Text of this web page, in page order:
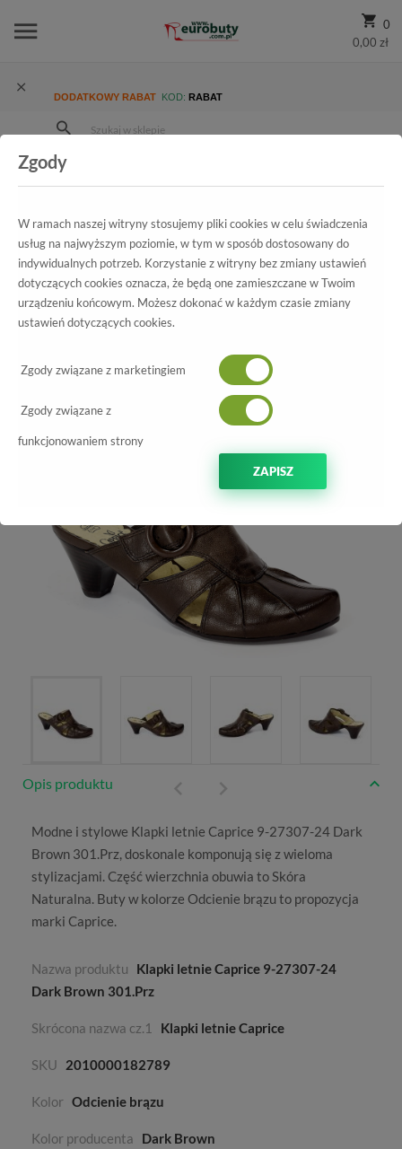
0
0,00 zł
DODATKOWY RABAT KOD: RABAT
Kolekcja damska
Klapki
Wszystkie produkty
9-27307-24 Dark Brown 301.Prz
Opis produktu
Modne i stylowe Klapki letnie Caprice 9-27307-24 Dark
Brown 301.Prz, doskonale komponują się z wieloma
stylizacjami. Część wierzchnia obuwia toSkóra
Naturalna. Buty w kolorze Odcienie brązu to propozycja
marki Caprice.
Nazwa produktu
Klapki letnie Caprice 9-27307-24
Dark Brown 301.Prz
Skrócona nazwa cz.1 Klapki letnie Caprice
SKU 2010000182789
Kolor Odcienie brązu
Kolor producenta Dark Brown
Zgody
W ramach naszej witryny stosujemy pliki cookies w celu świadczenia
usług na najwyższym poziomie, w tym w sposób dostosowany do
indywidualnych potrzeb. Korzystanie z witryny bez zmiany ustawień
dotyczących cookies oznacza, że będą one zamieszczane w Twoim
urządzeniu końcowym. Możesz dokonać w każdym czasie zmiany
ustawień dotyczących cookies.
Zgody związane z marketingiem
Zgody związane z
funkcjonowaniem strony
ZAPISZ